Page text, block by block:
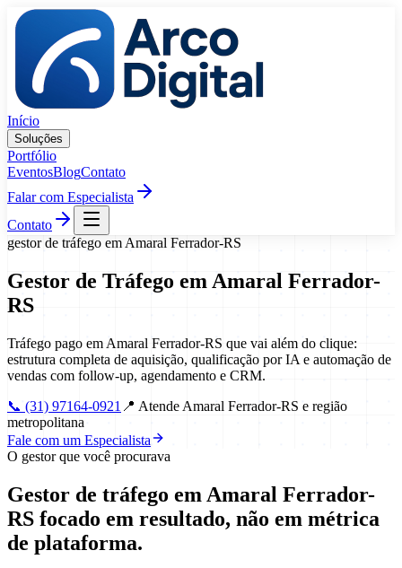
Pular para o conteúdo
Início
Soluções
Portfólio
EventosBlogContato
Falar com Especialista
Contato
gestor de tráfego em Amaral Ferrador-RS
Gestor de Tráfego em Amaral Ferrador-
RS
Tráfego pago em Amaral Ferrador-RS que vai além do clique:
estrutura completa de aquisição, qualificação por IA e automação de
vendas com follow-up, agendamento e CRM.
📞 (31) 97164-0921 📍 Atende Amaral Ferrador-RS e região
metropolitana
Fale com um Especialista
O gestor que você procurava
Gestor de tráfego em Amaral Ferrador-
RS focado em resultado, não em métrica
de plataforma.